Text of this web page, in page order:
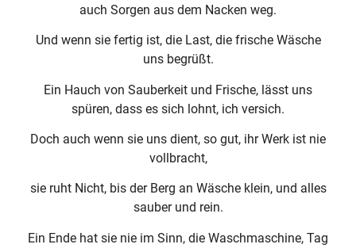
auch Sorgen aus dem Nacken weg.
Und wenn sie fertig ist, die Last, die frische Wäsche
uns begrüßt.
Ein Hauch von Sauberkeit und Frische, lässt uns
spüren, dass es sich lohnt, ich versich.
Doch auch wenn sie uns dient, so gut, ihr Werk ist nie
vollbracht,
sie ruht Nicht, bis der Berg an Wäsche klein, und alles
sauber und rein.
Ein Ende hat sie nie im Sinn, die Waschmaschine, Tag